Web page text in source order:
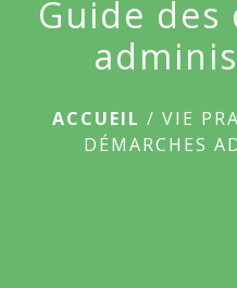
Guide des
ACCUEIL / VIE
DÉMARCHES